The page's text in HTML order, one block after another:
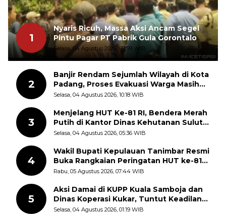
1
Nyaris Ricuh, Massa Aksi Ancam Segel
Pintu Pagar PT Pabrik Gula Gorontalo
Selasa, 04 Agustus 2026, 07:59 WIB
2
Banjir Rendam Sejumlah Wilayah di Kota
Padang, Proses Evakuasi Warga Masih
Berlangsung
Selasa, 04 Agustus 2026, 10:18 WIB
3
Menjelang HUT Ke-81 RI, Bendera Merah
Putih di Kantor Dinas Kehutanan Sulut
Disorot Warga
Selasa, 04 Agustus 2026, 05:36 WIB
4
Wakil Bupati Kepulauan Tanimbar Resmi
Buka Rangkaian Peringatan HUT ke-81
Kemerdekaan RI, ASN Diajak Perkuat
Rabu, 05 Agustus 2026, 07:44 WIB
5
Aksi Damai di KUPP Kuala Samboja dan
Dinas Koperasi Kukar, Tuntut Keadilan
dan Kesempatan Kerja yang Adil
Selasa, 04 Agustus 2026, 01:19 WIB